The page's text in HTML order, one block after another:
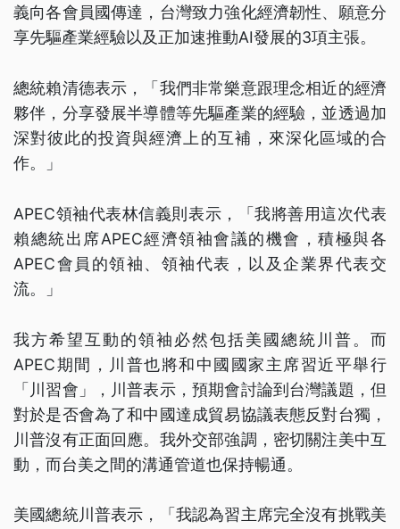
義向各會員國傳達，台灣致力強化經濟韌性、願意分
享先驅產業經驗以及正加速推動AI發展的3項主張。
總統賴清德表示，「我們非常樂意跟理念相近的經濟
夥伴，分享發展半導體等先驅產業的經驗，並透過加
深對彼此的投資與經濟上的互補，來深化區域的合
作。」
APEC領袖代表林信義則表示，「我將善用這次代表
賴總統出席APEC經濟領袖會議的機會，積極與各
APEC會員的領袖、領袖代表，以及企業界代表交
流。」
我方希望互動的領袖必然包括美國總統川普。而
APEC期間，川普也將和中國國家主席習近平舉行
「川習會」，川普表示，預期會討論到台灣議題，但
對於是否會為了和中國達成貿易協議表態反對台獨，
川普沒有正面回應。我外交部強調，密切關注美中互
動，而台美之間的溝通管道也保持暢通。
美國總統川普表示，「我認為習主席完全沒有挑戰美